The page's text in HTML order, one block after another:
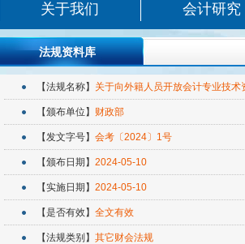
关于我们 会计研究
法规资料库
【法规名称】 关于向外籍人员开放会计专业技
【颁布单位】 财政部
【发文字号】 会考〔2024〕1号
【颁布日期】 2024-05-10
【实施日期】 2024-05-10
【是否有效】 全文有效
【法规类别】 其它财会法规